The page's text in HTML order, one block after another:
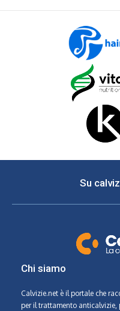
Su
Chi siamo
Calvizie.net è il portale che
per il trattamento anticalvizie,